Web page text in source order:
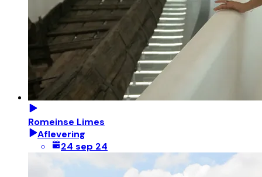
Romeinse Limes
Aflevering
24 sep 24